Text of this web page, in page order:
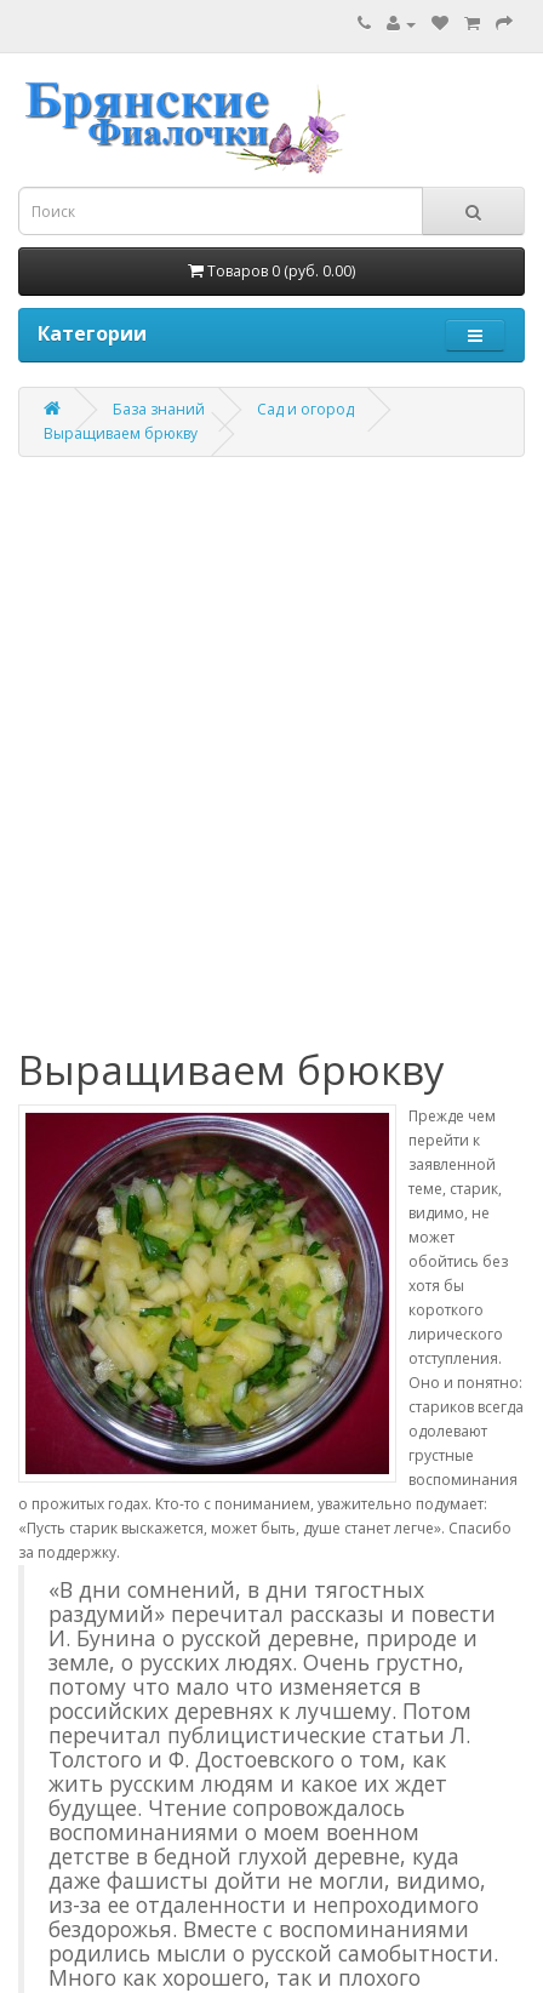
Товаров 0 (руб. 0.00)
Категории
База знаний
Сад и огород
Выращиваем брюкву
Выращиваем брюкву
Прежде чем
перейти к
заявленной
теме, старик,
видимо, не
может
обойтись без
хотя бы
короткого
лирического
отступления.
Оно и понятно:
стариков всегда
одолевают
грустные
воспоминания
о прожитых годах. Кто-то с пониманием, уважительно подумает:
«Пусть старик выскажется, может быть, душе станет легче». Спасибо
за поддержку.
«В дни сомнений, в дни тягостных
раздумий» перечитал рассказы и повести
И. Бунина о русской деревне, природе и
земле, о русских людях. Очень грустно,
потому что мало что изменяется в
российских деревнях к лучшему. Потом
перечитал публицистические статьи Л.
Толстого и Ф. Достоевского о том, как
жить русским людям и какое их ждет
будущее. Чтение сопровождалось
воспоминаниями о моем военном
детстве в бедной глухой деревне, куда
даже фашисты дойти не могли, видимо,
из-за ее отдаленности и непроходимого
бездорожья. Вместе с воспоминаниями
родились мысли о русской самобытности.
Много как хорошего, так и плохого